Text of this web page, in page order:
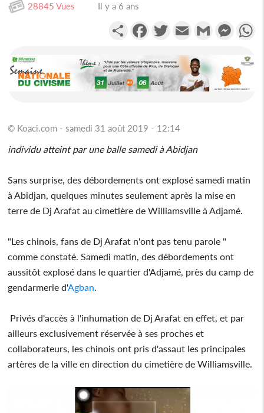
28845 Vues Il y a 6 ans
PartagerFacebookTwitterEmail Gmail
© Koaci.com - samedi 31 août 2019 - 12:14
individu atteint par une balle samedi à Abidjan
Sans surprise, des débordements ont explosé samedi matin
à Abidjan, quelques minutes seulement après la mise en
terre de Dj Arafat au cimetière de Williamsville à Adjamé.
"Les chinois, fans de Dj Arafat n'ont pas tenu parole "
comme constaté. Samedi matin, des débordements ont
aussitôt explosé dans le quartier d'Adjamé, près du camp de
gendarmerie d'Agban.
Privés d'accès à l'inhumation de Dj Arafat en effet, et par
ailleurs exclusivement réservée à ses proches et
collaborateurs, les chinois ont pris d'assaut les principales
artères de la ville en direction du cimetière de Williamsville.